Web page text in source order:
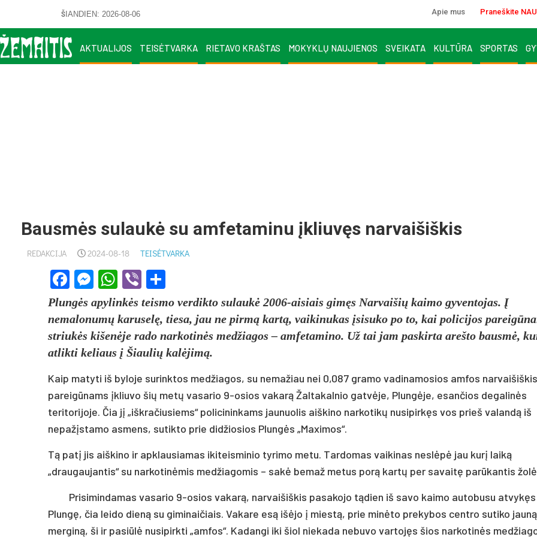
ŠIANDIEN: 2026-08-06 Apie mus Praneškite
AKTUALIJOS TEISĖTVARKA RIETAVO KRAŠTAS MOKYKLŲ NAUJIENOS SVEIKATA KULTŪRA SPORTAS
Bausmės sulaukė su amfetaminu įkliuvęs narvaišiškis
REDAKCIJA 2024-08-18 TEISĖTVARKA
Facebook
Messenger
WhatsApp
Viber
Plungės apylinkės teismo verdikto sulaukė 2006-aisiais gimęs Narvaišių kaimo gyventojas. Į
nemalonumų karuselę, tiesa, jau ne pirmą kartą, vaikinukas įsisuko po to, kai policijos
striukės kišenėje rado narkotinės medžiagos – amfetamino. Už tai jam paskirta arešto bausmė,
atlikti keliaus į Šiaulių kalėjimą.
Kaip matyti iš byloje surinktos medžiagos, su nemažiau nei 0,087 gramo vadinamosios amfos narvaišiškis
pareigūnams įkliuvo šių metų vasario 9-osios vakarą Žaltakalnio gatvėje, Plungėje, esančios degalinės
teritorijoje. Čia jį „iškračiusiems“ policininkams jaunuolis aiškino narkotikų nusipirkęs vos prieš valandą iš
nepažįstamo asmens, sutikto prie didžiosios Plungės „Maximos“.
Tą patį jis aiškino ir apklausiamas ikiteisminio tyrimo metu. Tardomas vaikinas neslėpė jau kurį laiką
„draugaujantis“ su narkotinėmis medžiagomis – sakė bemaž metus porą kartų per savaitę parūkantis
Prisimindamas vasario 9-osios vakarą, narvaišiškis pasakojo tądien iš savo kaimo autobusu
Plungę, čia leido dieną su giminaičiais. Vakare esą išėjo į miestą, prie minėto prekybos centro sutiko jauną
merginą, ši ir pasiūlė nusipirkti „amfos“. Kadangi iki šiol niekada nebuvo vartojęs šios narkotinės